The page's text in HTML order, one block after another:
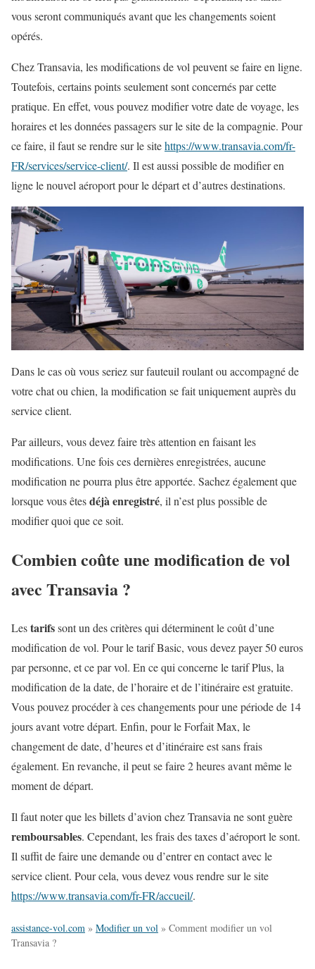
vous seront communiqués avant que les changements soient
opérés.
Chez Transavia, les modifications de vol peuvent se faire en ligne.
Toutefois, certains points seulement sont concernés par cette
pratique. En effet, vous pouvez modifier votre date de voyage, les
horaires et les données passagers sur le site de la compagnie. Pour
ce faire, il faut se rendre sur le sitehttps://www.transavia.com/fr-
FR/services/service-client/. Il est aussi possible de modifier en
ligne le nouvel aéroport pour le départ et d’autres destinations.
Dans le cas où vous seriez sur fauteuil roulant ou accompagné de
votre chat ou chien, la modification se fait uniquement auprès du
service client.
Par ailleurs, vous devez faire très attention en faisant les
modifications. Une fois ces dernières enregistrées, aucune
modification ne pourra plus être apportée. Sachez également que
lorsque vous êtesdéjà enregistré, il n’est plus possible de
modifier quoi que ce soit.
Combien coûte une modification de vol
avec Transavia ?
Lestarifssont un des critères qui déterminent le coût d’une
modification de vol. Pour le tarif Basic, vous devez payer 50 euros
par personne, et ce par vol. En ce qui concerne le tarif Plus, la
modification de la date, de l’horaire et de l’itinéraire est gratuite.
Vous pouvez procéder à ces changements pour une période de 14
jours avant votre départ. Enfin, pour le Forfait Max, le
changement de date, d’heures et d’itinéraire est sans frais
également. En revanche, il peut se faire 2 heures avant même le
moment de départ.
Il faut noter que les billets d’avion chez Transavia ne sont guère
remboursables. Cependant, les frais des taxes d’aéroport le sont.
Il suffit de faire une demande ou d’entrer en contact avec le
service client. Pour cela, vous devez vous rendre sur le site
https://www.transavia.com/fr-FR/accueil/.
assistance-vol.com » Modifier un vol » Comment modifier un vol
Transavia ?